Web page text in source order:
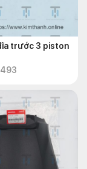
trước 3 piston